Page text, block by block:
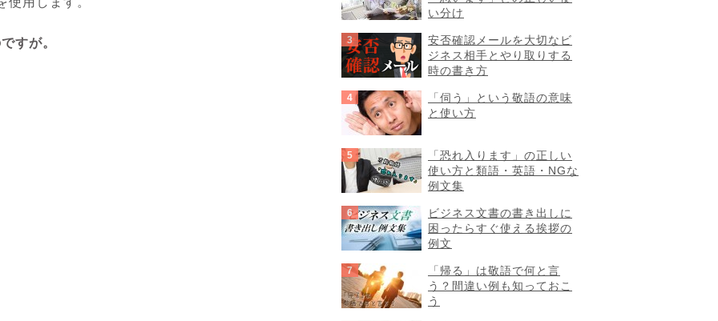
すが。
い分け
安否確認メールを大切なビ
ジネス相手とやり取りする
時の書き方
「伺う」という敬語の意味
と使い方
「恐れ入ります」の正しい
使い方と類語・英語・NGな
例文集
ビジネス文書の書き出しに
困ったらすぐ使える挨拶の
例文
「帰る」は敬語で何と言
う？間違い例も知っておこ
う